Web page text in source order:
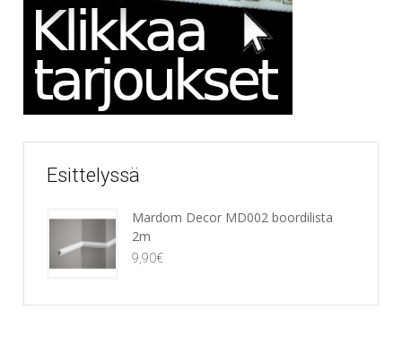
Esittelyssä
Mardom Decor MD002 boordilista
2m
9,90€